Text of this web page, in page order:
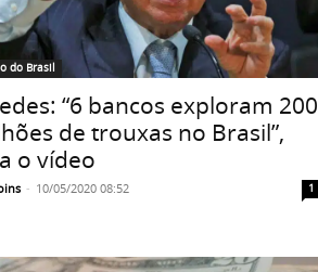
do Brasil
“6 bancos exploram 200
de trouxas no Brasil”,
o vídeo
- 10/05/2020 08:52 1